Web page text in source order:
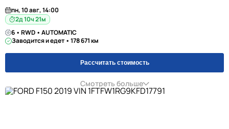
пн, 10 авг, 14:00
2д 10ч 21м
6 • RWD • AUTOMATIC
Заводится и едет • 178 671 км
Рассчитать стоимость
Смотреть больше